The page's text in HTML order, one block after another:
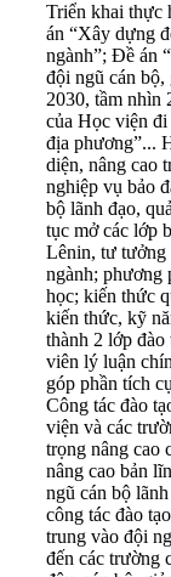
Triển khai thực
án “Xây dựng
ngành”; Đề án
đội ngũ cán bộ,
2030, tầm nhìn
của Học viện
địa phương”...
diện, nâng cao
nghiệp vụ bảo
bộ lãnh đạo,
tục mở các lớp
Lênin, tư tưởng
ngành; phương
học; kiến thức
kiến thức, kỹ
thành 2 lớp đào
viên lý luận
góp phần tích
Công tác đào
viện và các
trọng nâng cao
nâng cao bản
ngũ cán bộ
công tác đào
trung vào đội
đến các trường